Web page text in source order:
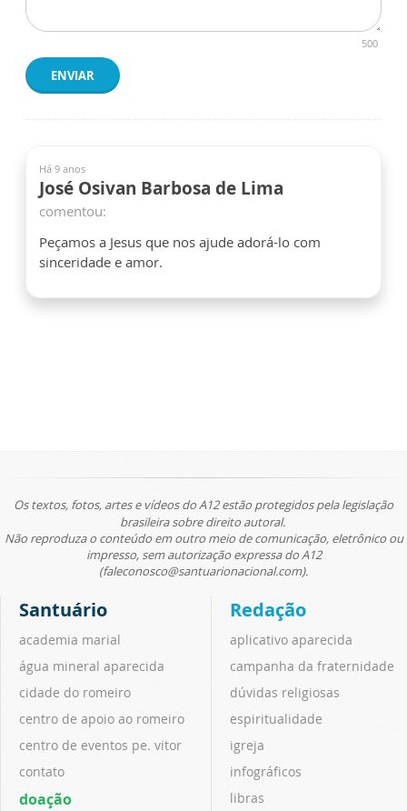
500
ENVIAR
Há 9 anos
José Osivan Barbosa de Lima
comentou:
Peçamos a Jesus que nos ajude adorá-lo com
sinceridade e amor.
Os textos, fotos, artes e vídeos do A12 estão protegidos pela legislação
brasileira sobre direito autoral.
Não reproduza o conteúdo em outro meio de comunicação, eletrônico ou
impresso, sem autorização expressa do A12
(faleconosco@santuarionacional.com).
Santuário
academia marial
água mineral aparecida
cidade do romeiro
centro de apoio ao romeiro
centro de eventos pe. vitor
contato
doação
Redação
aplicativo aparecida
campanha da fraternidade
dúvidas religiosas
espiritualidade
igreja
infográficos
libras